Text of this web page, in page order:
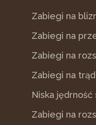
Zabiegi na
Zabiegi na
Zabiegi na
Zabiegi na
Niska
Zabiegi na